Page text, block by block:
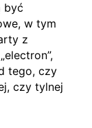
być
w tym
z
tego, czy
czy tylnej